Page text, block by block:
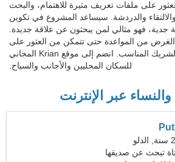
على ملفات تعريف مثيرة للاهتمام، والبحث
والدردشة. سيساعد المشروع في تكوين
جدية، فهو مثالي لمن يبحثون عن علاقة جديدة.
من المواعدة حتى تتمكن من العثور على
الشريك المناسب والشريك المناسب. انضم إلى موقع Krian المجاني
للسكان المحليين والأجانب والسياح.
والنساء عبر الإنترنت
تبحث عن صديقها